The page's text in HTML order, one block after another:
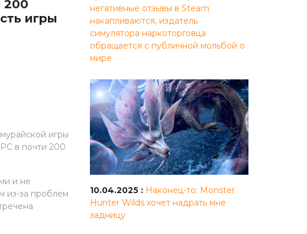
200
игры
игры
в почти 200
и не
из-за проблем
негативные отзывы в Steam
накапливаются, издатель
симулятора наркоторговца
обращается с публичной мольбой о
мире
10.04.2025 : Наконец-то: Monster
Hunter Wilds хочет надрать мне
задницу